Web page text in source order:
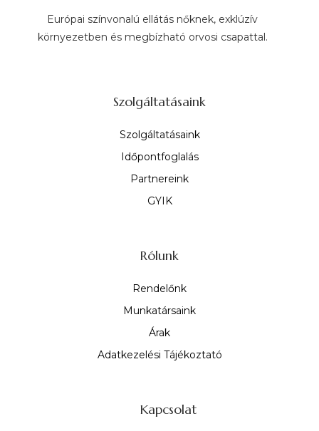
Európai színvonalú ellátás nőknek, exklúzív
környezetben és megbízható orvosi csapattal.
Szolgáltatásaink
Szolgáltatásaink
Időpontfoglalás
Partnereink
GYIK
Rólunk
Rendelőnk
Munkatársaink
Árak
Adatkezelési Tájékoztató
Kapcsolat